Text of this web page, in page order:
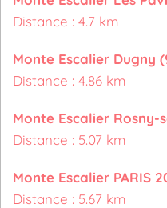
Distance : 4.7 km
Monte Escalier Dugny
Distance : 4.86 km
Monte Escalier Rosny-
Distance : 5.07 km
Monte Escalier PARIS
Distance : 5.67 km